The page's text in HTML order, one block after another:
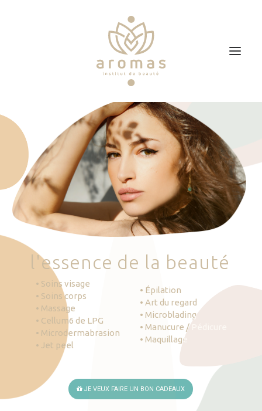
Soins
Je veux faire un bon cadeau
Plan d’accès
Prendre RDV
'essence de la beauté
• Soins visage
• Soins corps
• Massage
• Cellum6 de LPG
• Microdermabrasion
• Jet peel
• Épilation
• Art du regard
• Microblading
• Manucure / Pédicure
• Maquillage
JE VEUX FAIRE UN BON CADEAUX